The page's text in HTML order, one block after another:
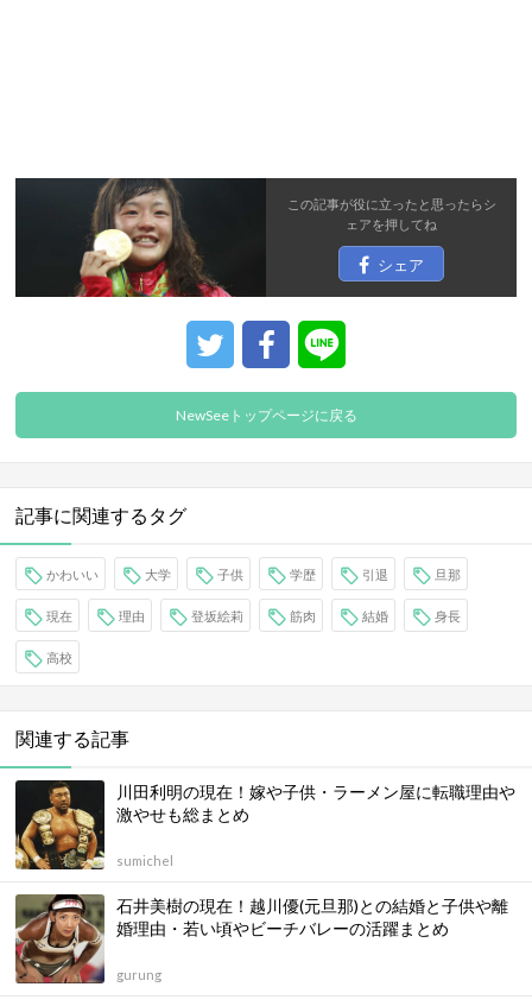
この記事が役に立ったと思ったらシ
ェアを押してね
シェア
NewSeeトップページに戻る
記事に関連するタグ
かわいい 大学 子供 学歴 引退 旦那
現在 理由 登坂絵莉 筋肉 結婚 身長
高校
関連する記事
川田利明の現在！嫁や子供・ラーメン屋に転職理由や
激やせも総まとめ
sumichel
石井美樹の現在！越川優(元旦那)との結婚と子供や離
婚理由・若い頃やビーチバレーの活躍まとめ
gurung